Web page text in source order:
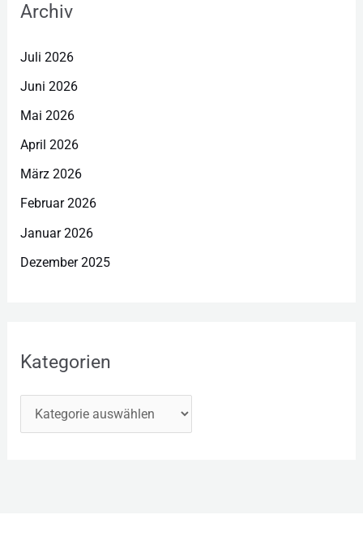
Archiv
Juli 2026
Juni 2026
Mai 2026
April 2026
März 2026
Februar 2026
Januar 2026
Dezember 2025
Kategorien